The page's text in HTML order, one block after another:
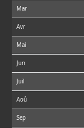
Mar
Avr
Mai
Jun
Juil
Aoû
Sep